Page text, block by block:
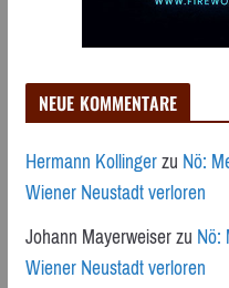
NEUE KOMMENTARE
Hermann KollingerzuNö:
Wiener Neustadt verloren
Johann Mayerweiserzu
Wiener Neustadt verloren